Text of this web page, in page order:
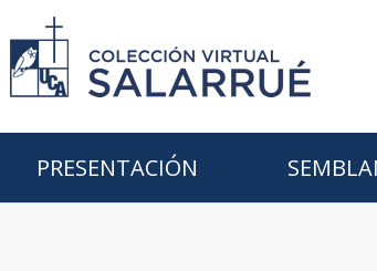
PRESENTACIÓN